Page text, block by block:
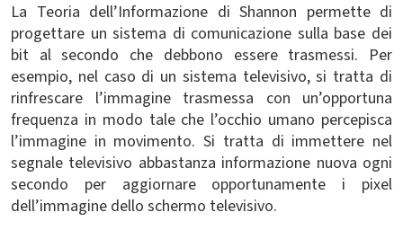
La Teoria dell’Informazione di Shannon permette di
progettare un sistema di comunicazione sulla base dei
bit al secondo che debbono essere trasmessi. Per
esempio, nel caso di un sistema televisivo, si tratta di
rinfrescare l’immagine trasmessa con un’opportuna
frequenza in modo tale che l’occhio umano percepisca
l’immagine in movimento. Si tratta di immettere nel
segnale televisivo abbastanza informazione nuova ogni
secondo per aggiornare opportunamente i pixel
dell’immagine dello schermo televisivo.